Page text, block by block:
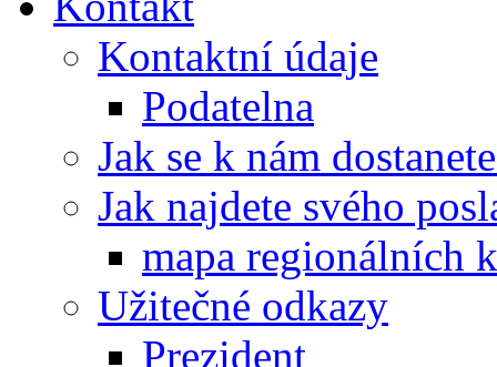
Kontaktní údaje
Podatelna
Jak se k nám
Jak najdete svého
mapa regionálních
Užitečné odkazy
Prezident